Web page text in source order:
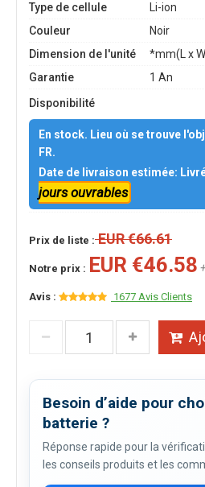
Type de cellule
Li-ion
Couleur
Noir
Dimension de l'unité
*mm(L x
Garantie
1 An
Disponibilité
En stock. Lieu où se trouve
FR.
Date de livraison estimée:
jours ouvrables
Prix de liste :EUR €66.61
Notre prix : EUR €46.58
Avis : 1677 Avis Clients
Besoin d’aide pour
batterie ?
Réponse rapide pour la
les conseils produits et les